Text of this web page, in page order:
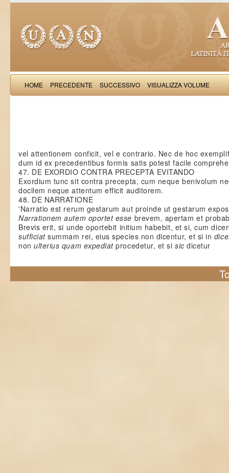
HOME PRECEDENTE SUCCESSIVO VISUALIZZA VOLUME
vel attentionem conficit, vel e contrario. Nec de hoc
dum id ex precedentibus formis satis potest facile
47. DE EXORDIO CONTRA PRECEPTA EVITANDO
Exordium tunc sit contra precepta, cum neque benivolum
docilem neque attentum efficit auditorem.
48. DE NARRATIONE
'Narratio est rerum gestarum aut proinde ut gestarum
Narrationem autem oportet esse brevem, apertam et
Brevis erit, si unde oportebit initium habebit, et si, cum
sufficiatsummam rei, eius species non dicentur, et si in
nonulterius quam expediatprocedetur, et sisicdicetur